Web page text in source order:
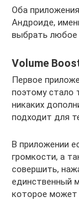
Оба
Андроиде,
выбрать любое
Volume
Первое
поэтому стало
никаких
подходит для
В приложении
громкости, а
совершить,
единственный
которое может